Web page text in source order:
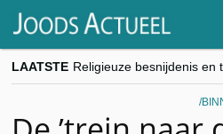
LAATSTE